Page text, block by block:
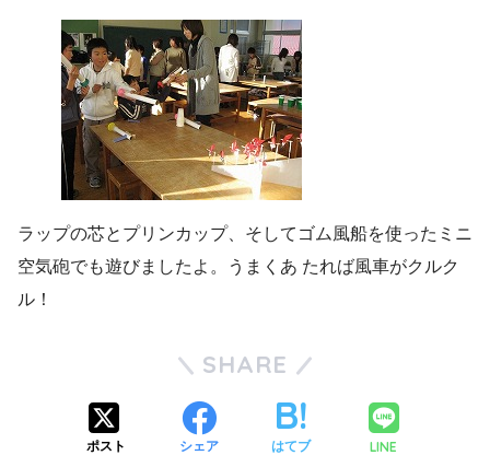
ラップの芯とプリンカップ、そしてゴム風船を使ったミニ
空気砲でも遊びましたよ。うまくあ たれば風車がクルク
ル！
SHARE
ポスト シェア はてブ LINE